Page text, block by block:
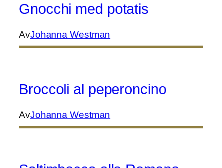
Gnocchi med potatis
AvJohanna Westman
Broccoli al peperoncino
AvJohanna Westman